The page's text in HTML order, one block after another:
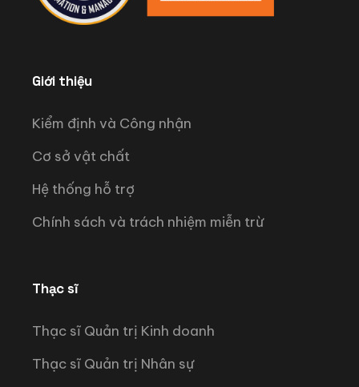
Giới thiệu
Kiểm định và Công nhận
Cơ sở vật chất
Hệ thống hỗ trợ
Chính sách và trách nhiệm miễn trừ
Thạc sĩ
Thạc sĩ Quản trị Kinh doanh
Thạc sĩ Quản trị Nhân sự